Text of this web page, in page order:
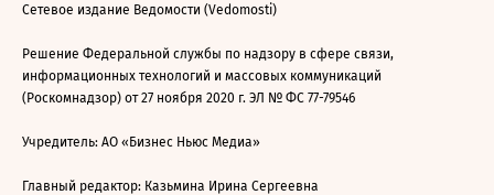
Сетевое издание Ведомости (Vedomosti)
Решение Федеральной службы по надзору в сфере связи,
информационных технологий и массовых коммуникаций
(Роскомнадзор) от 27 ноября 2020 г. ЭЛ № ФС 77-79546
Учредитель: АО «Бизнес Ньюс Медиа»
Главный редактор: Казьмина Ирина Сергеевна